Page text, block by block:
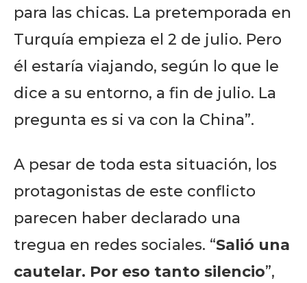
para las chicas. La pretemporada en
Turquía empieza el 2 de julio. Pero
él estaría viajando, según lo que le
dice a su entorno, a fin de julio. La
pregunta es si va con la China”.
A pesar de toda esta situación, los
protagonistas de este conflicto
parecen haber declarado una
tregua en redes sociales. “Salió una
cautelar. Por eso tanto silencio”,